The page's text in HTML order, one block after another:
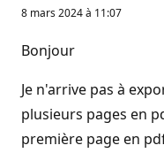
8 mars 2024 à 11:07
Bonjour
Je n'arrive pas à
plusieurs pages en
première page en